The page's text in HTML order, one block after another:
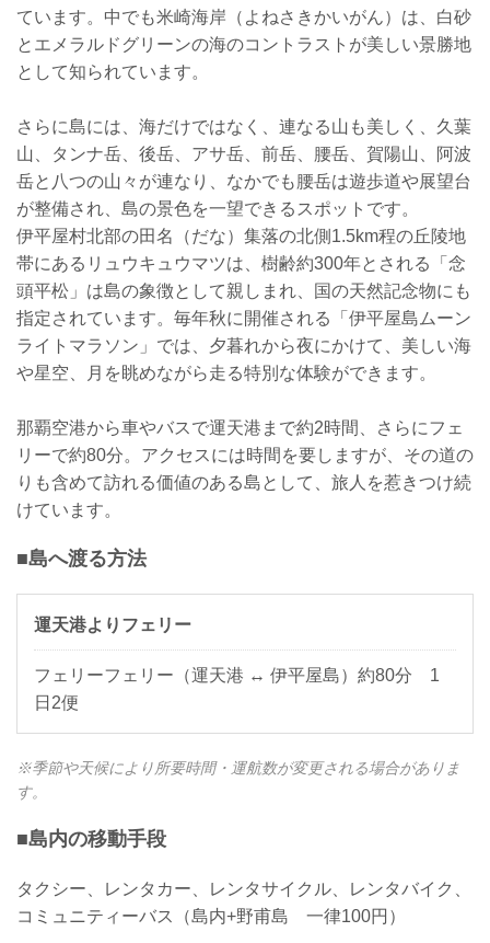
ています。中でも米崎海岸（よねさきかいがん）は、白砂
とエメラルドグリーンの海のコントラストが美しい景勝地
として知られています。
さらに島には、海だけではなく、連なる山も美しく、久葉
山、タンナ岳、後岳、アサ岳、前岳、腰岳、賀陽山、阿波
岳と八つの山々が連なり、なかでも腰岳は遊歩道や展望台
が整備され、島の景色を一望できるスポットです。
伊平屋村北部の田名（だな）集落の北側1.5km程の丘陵地
帯にあるリュウキュウマツは、樹齢約300年とされる「念
頭平松」は島の象徴として親しまれ、国の天然記念物にも
指定されています。毎年秋に開催される「伊平屋島ムーン
ライトマラソン」では、夕暮れから夜にかけて、美しい海
や星空、月を眺めながら走る特別な体験ができます。
那覇空港から車やバスで運天港まで約2時間、さらにフェ
リーで約80分。アクセスには時間を要しますが、その道の
りも含めて訪れる価値のある島として、旅人を惹きつけ続
けています。
■島へ渡る方法
運天港よりフェリー
フェリーフェリー（運天港 ↔ 伊平屋島）約80分 1
日2便
※季節や天候により所要時間・運航数が変更される場合がありま
す。
■島内の移動手段
タクシー、レンタカー、レンタサイクル、レンタバイク、
コミュニティーバス（島内+野甫島 一律100円）